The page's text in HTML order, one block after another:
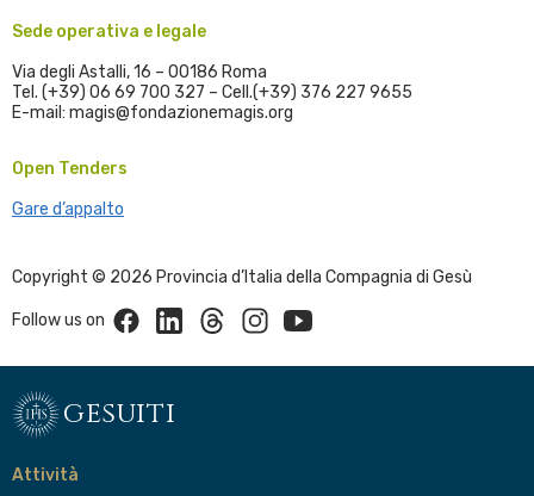
Sede operativa e legale
Via degli Astalli, 16 – 00186 Roma
Tel. (+39) 06 69 700 327 – Cell.(+39) 376 227 9655
E-mail: magis@fondazionemagis.org
Open Tenders
Gare d’appalto
Copyright © 2026 Provincia d’Italia della Compagnia di Gesù
Follow us on FacebookLinkedinThreadsInstagramYoutube
gesuiti
Attività